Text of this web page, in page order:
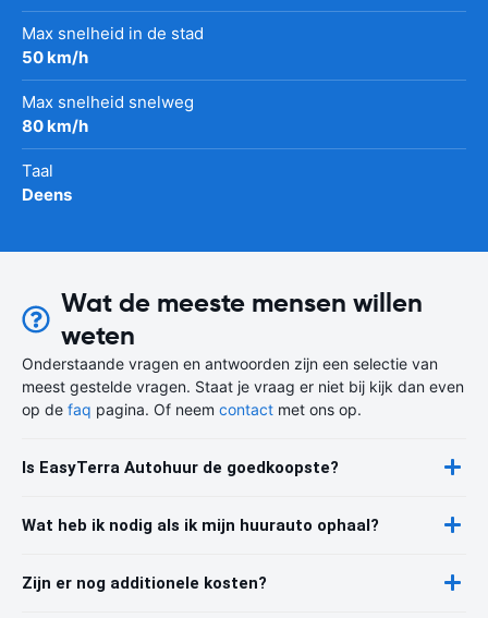
Max snelheid in de stad
50 km/h
Max snelheid snelweg
80 km/h
Taal
Deens
Wat de meeste mensen willen
weten
Onderstaande vragen en antwoorden zijn een selectie van
meest gestelde vragen. Staat je vraag er niet bij kijk dan even
op de faq pagina. Of neem contact met ons op.
Is EasyTerra Autohuur de goedkoopste?
Wat heb ik nodig als ik mijn huurauto ophaal?
Zijn er nog additionele kosten?